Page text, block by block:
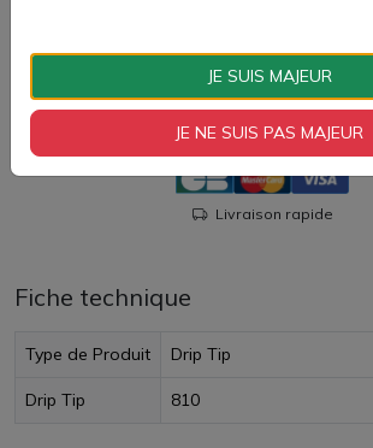
AJOUTER À MON PANIER
Paiement 100% sécurisé
Livraison rapide
Fiche technique
Type de Produit Drip Tip
Drip Tip 810
JE SUIS MAJEUR
JE NE SUIS PAS MAJEUR